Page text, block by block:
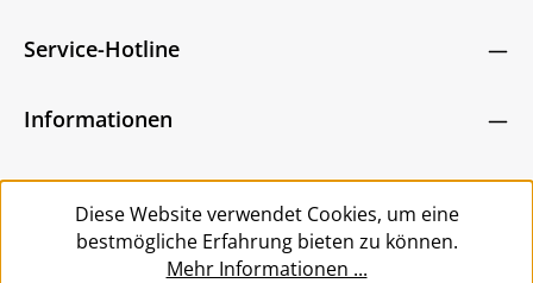
Ich habe dieDatenschutzbestimmungen
bin mit ihnen einverstanden.
Loading...
Zeichen ein*
Die mit einem Stern (*) markierten Felder sind
Service-Hotline
Informationen
Service
Diese Website verwendet Cookies, um eine
bestmögliche Erfahrung bieten zu können.
Mehr Informationen ...